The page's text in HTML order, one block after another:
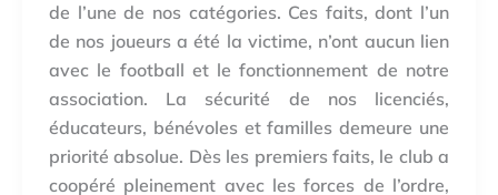
de l’une de nos catégories. Ces faits, dont l’un
de nos joueurs a été la victime, n’ont aucun lien
avec le football et le fonctionnement de notre
association. La sécurité de nos licenciés,
éducateurs, bénévoles et familles demeure une
priorité absolue. Dès les premiers faits, le club a
coopéré pleinement avec les forces de l’ordre,